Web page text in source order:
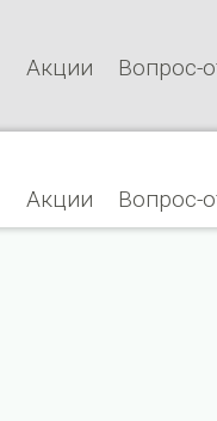
Акции Вопрос-
Акции Вопрос-